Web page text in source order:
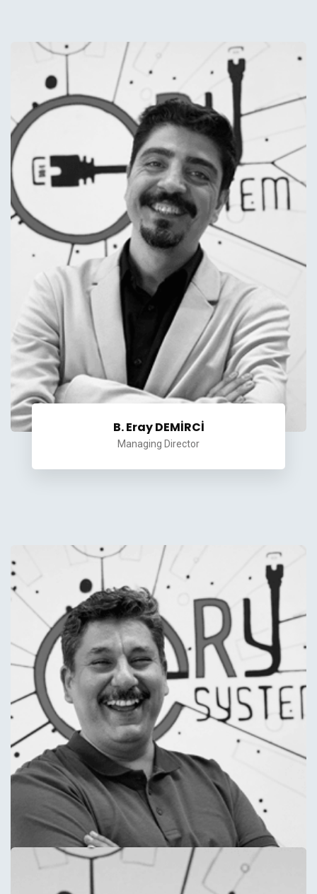
B. Eray DEMİRCİ
Managing Director